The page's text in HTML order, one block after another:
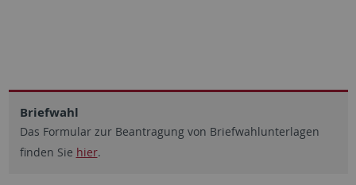
Briefwahl
Das Formular zur Beantragung von Briefwahlunterlagen
finden Sie hier.